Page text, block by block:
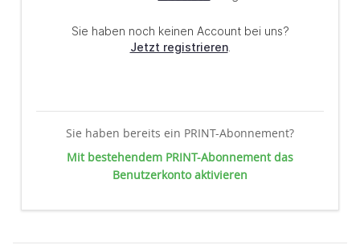
Sie haben bereits ein PRINT-Abonnement?
Mit bestehendem PRINT-Abonnement das
Benutzerkonto aktivieren